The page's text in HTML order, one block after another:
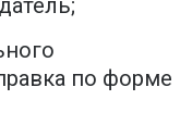
по форме